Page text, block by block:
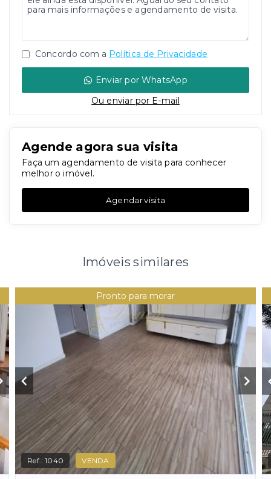
Concordo com a Política de Privacidade
Enviar por WhatsApp
Ou enviar por E-mail
Agende agora sua visita
Faça um agendamento de visita para conhecer
melhor o imóvel.
Agendar visita
Imóveis similares
Pronto para morar
Ref.:1040 VENDA